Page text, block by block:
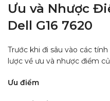
Ưu và Nhược
Dell G16 7620
Trước khi đi sâu vào các
lược về ưu và nhược điểm
Ưu điểm